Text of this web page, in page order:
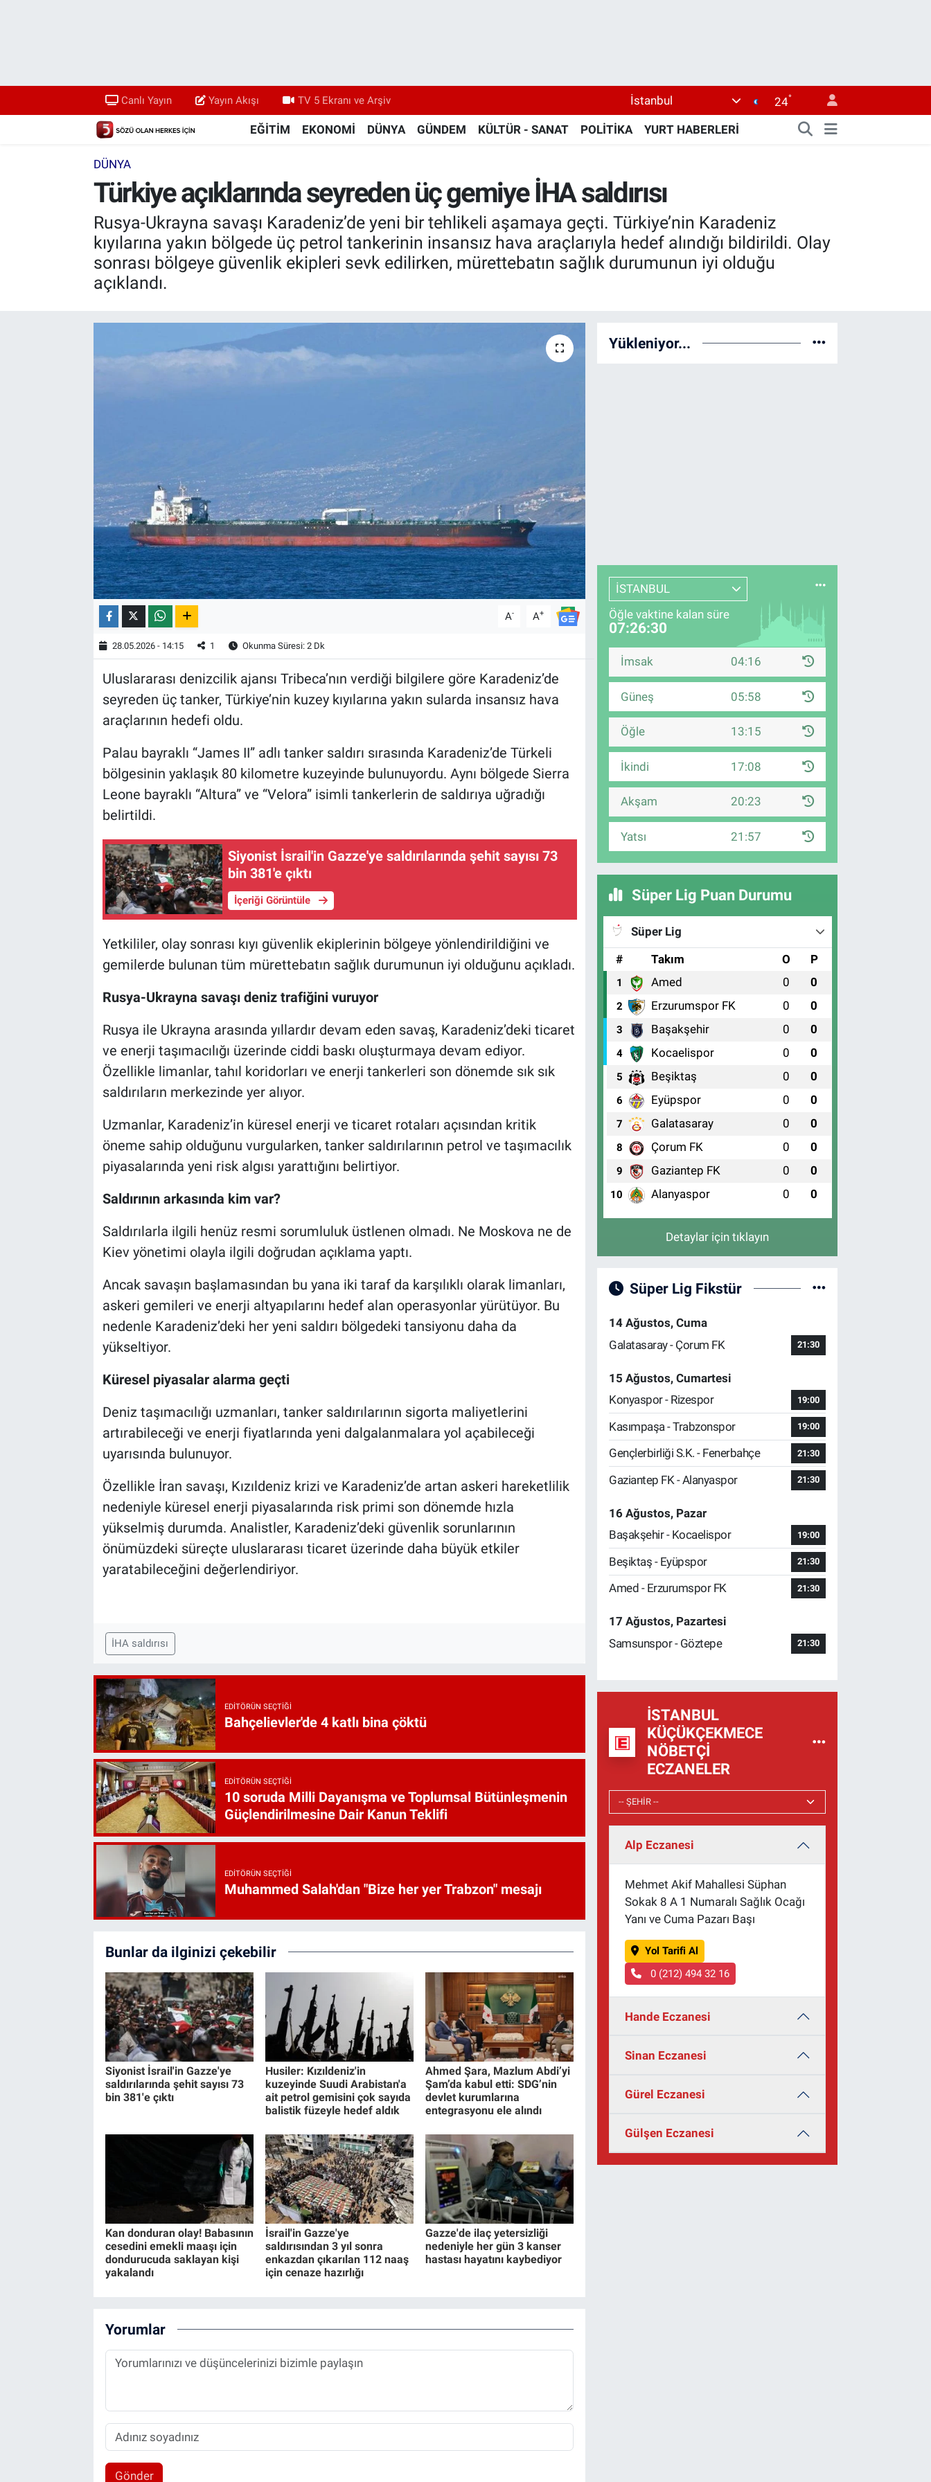
Canlı Yayın Yayın Akışı TV 5 Ekranı ve Arşiv İstanbul 24°
EĞİTİM EKONOMİ DÜNYA GÜNDEM KÜLTÜR - SANAT POLİTİKA YURT HABERLERİ
DÜNYA
Türkiye açıklarında seyreden üç gemiye İHA saldırısı
Rusya-Ukrayna savaşı Karadeniz’de yeni bir tehlikeli aşamaya geçti. Türkiye’nin Karadeniz
kıyılarına yakın bölgede üç petrol tankerinin insansız hava araçlarıyla hedef alındığı bildirildi. Olay
sonrası bölgeye güvenlik ekipleri sevk edilirken, mürettebatın sağlık durumunun iyi olduğu
açıklandı.
A- A+
28.05.2026 - 14:15 1 Okunma Süresi: 2 Dk
Uluslararası denizcilik ajansı Tribeca’nın verdiği bilgilere göre Karadeniz’de
seyreden üç tanker, Türkiye’nin kuzey kıyılarına yakın sularda insansız hava
araçlarının hedefi oldu.
Palau bayraklı “James II” adlı tanker saldırı sırasında Karadeniz’de Türkeli
bölgesinin yaklaşık 80 kilometre kuzeyinde bulunuyordu. Aynı bölgede Sierra
Leone bayraklı “Altura” ve “Velora” isimli tankerlerin de saldırıya uğradığı
belirtildi.
Siyonist İsrail'in Gazze'ye saldırılarında şehit sayısı 73
bin 381'e çıktı
İçeriği Görüntüle
Yetkililer, olay sonrası kıyı güvenlik ekiplerinin bölgeye yönlendirildiğini ve
gemilerde bulunan tüm mürettebatın sağlık durumunun iyi olduğunu açıkladı.
Rusya-Ukrayna savaşı deniz trafiğini vuruyor
Rusya ile Ukrayna arasında yıllardır devam eden savaş, Karadeniz’deki ticaret
ve enerji taşımacılığı üzerinde ciddi baskı oluşturmaya devam ediyor.
Özellikle limanlar, tahıl koridorları ve enerji tankerleri son dönemde sık sık
saldırıların merkezinde yer alıyor.
Uzmanlar, Karadeniz’in küresel enerji ve ticaret rotaları açısından kritik
öneme sahip olduğunu vurgularken, tanker saldırılarının petrol ve taşımacılık
piyasalarında yeni risk algısı yarattığını belirtiyor.
Saldırının arkasında kim var?
Saldırılarla ilgili henüz resmi sorumluluk üstlenen olmadı. Ne Moskova ne de
Kiev yönetimi olayla ilgili doğrudan açıklama yaptı.
Ancak savaşın başlamasından bu yana iki taraf da karşılıklı olarak limanları,
askeri gemileri ve enerji altyapılarını hedef alan operasyonlar yürütüyor. Bu
nedenle Karadeniz’deki her yeni saldırı bölgedeki tansiyonu daha da
yükseltiyor.
Küresel piyasalar alarma geçti
Deniz taşımacılığı uzmanları, tanker saldırılarının sigorta maliyetlerini
artırabileceği ve enerji fiyatlarında yeni dalgalanmalara yol açabileceği
uyarısında bulunuyor.
Özellikle İran savaşı, Kızıldeniz krizi ve Karadeniz’de artan askeri hareketlilik
nedeniyle küresel enerji piyasalarında risk primi son dönemde hızla
yükselmiş durumda. Analistler, Karadeniz’deki güvenlik sorunlarının
önümüzdeki süreçte uluslararası ticaret üzerinde daha büyük etkiler
yaratabileceğini değerlendiriyor.
İHA saldırısı
EDITÖRÜN SEÇTIĞI
Bahçelievler'de 4 katlı bina çöktü
EDITÖRÜN SEÇTIĞI
10 soruda Milli Dayanışma ve Toplumsal Bütünleşmenin
Güçlendirilmesine Dair Kanun Teklifi
EDITÖRÜN SEÇTIĞI
Muhammed Salah'dan "Bize her yer Trabzon" mesajı
Bunlar da ilginizi çekebilir
Siyonist İsrail'in Gazze'ye
saldırılarında şehit sayısı 73
bin 381'e çıktı
Husiler: Kızıldeniz'in
kuzeyinde Suudi Arabistan'a
ait petrol gemisini çok sayıda
balistik füzeyle hedef aldık
Ahmed Şara, Mazlum Abdi’yi
Şam’da kabul etti: SDG’nin
devlet kurumlarına
entegrasyonu ele alındı
Kan donduran olay! Babasının
cesedini emekli maaşı için
dondurucuda saklayan kişi
yakalandı
İsrail'in Gazze'ye
saldırısından 3 yıl sonra
enkazdan çıkarılan 112 naaş
için cenaze hazırlığı
Gazze'de ilaç yetersizliği
nedeniyle her gün 3 kanser
hastası hayatını kaybediyor
Yorumlar
Gönder
Yükleniyor...
İSTANBUL
Öğle vaktine kalan süre
07:26:29
İmsak 04:16
Güneş 05:58
Öğle 13:15
İkindi 17:08
Akşam 20:23
Yatsı 21:57
Süper Lig Puan Durumu
Süper Lig
#
Takım O P
1 Amed 0 0
2 Erzurumspor FK 0 0
3 Başakşehir 0 0
4 Kocaelispor 0 0
5 Beşiktaş 0 0
6 Eyüpspor 0 0
7 Galatasaray 0 0
8 Çorum FK 0 0
9 Gaziantep FK 0 0
10 Alanyaspor 0 0
Detaylar için tıklayın
Süper Lig Fikstür
14 Ağustos, Cuma
Galatasaray - Çorum FK
21:30
15 Ağustos, Cumartesi
Konyaspor - Rizespor
19:00
Kasımpaşa - Trabzonspor 19:00
Gençlerbirliği S.K. - Fenerbahçe 21:30
Gaziantep FK - Alanyaspor 21:30
16 Ağustos, Pazar
Başakşehir - Kocaelispor
19:00
Beşiktaş - Eyüpspor 21:30
Amed - Erzurumspor FK 21:30
17 Ağustos, Pazartesi
Samsunspor - Göztepe
21:30
İSTANBUL
KÜÇÜKÇEKMECE
NÖBETÇI
ECZANELER
Alp Eczanesi
Mehmet Akif Mahallesi Süphan
Sokak 8 A 1 Numaralı Sağlık Ocağı
Yanı ve Cuma Pazarı Başı
Yol Tarifi Al
0 (212) 494 32 16
Hande Eczanesi
Sinan Eczanesi
Gürel Eczanesi
Gülşen Eczanesi
Yayın Akışı
TV 5 Ekranı ve Arşiv